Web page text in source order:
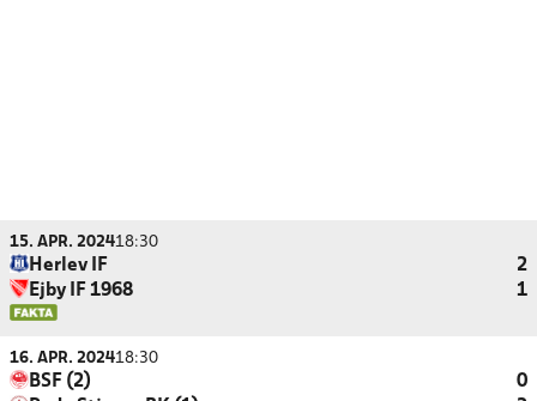
15. APR. 202418:30
Herlev IF
2
Ejby IF 1968
1
16. APR. 202418:30
BSF (2)
0